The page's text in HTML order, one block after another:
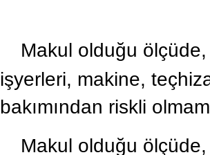
Makul olduğu
işyerleri, makine,
bakımından riskli
Makul olduğu